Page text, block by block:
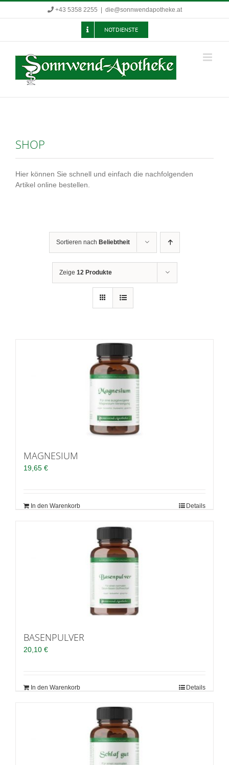
+43 5358 2255 die@sonnwendapotheke.at
NOTDIENSTE
SHOP
Hier können Sie schnell und einfach die nachfolgenden
Artikel online bestellen.
Sortieren nach Beliebtheit
Zeige 12 Produkte
MAGNESIUM
19,65 €
In den Warenkorb Details
BASENPULVER
20,10 €
In den Warenkorb Details